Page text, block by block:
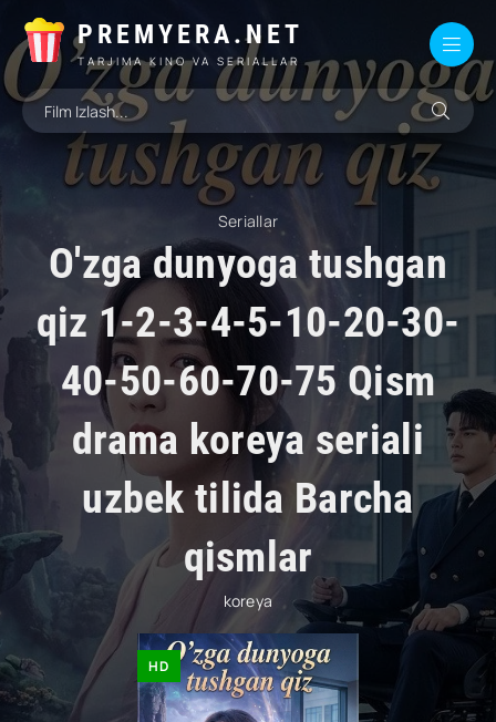
PREMYERA.NET
TARJIMA KINO VA SERIALLAR
Seriallar
O'zga dunyoga tushgan
qiz 1-2-3-4-5-10-20-30-
40-50-60-70-75 Qism
drama koreya seriali
uzbek tilida Barcha
qismlar
koreya
HD